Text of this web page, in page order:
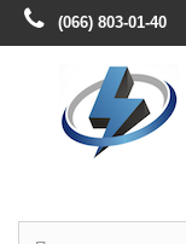
(066) 803-01-40